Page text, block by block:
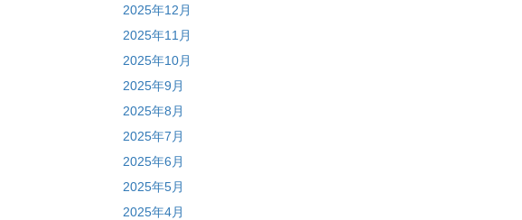
2025年12月
2025年11月
2025年10月
2025年9月
2025年8月
2025年7月
2025年6月
2025年5月
2025年4月